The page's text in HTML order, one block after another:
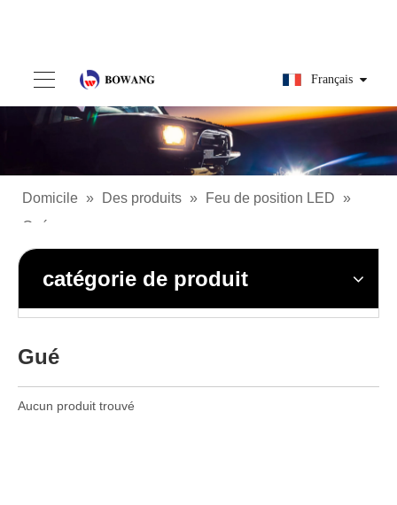
Français
Domicile » Des produits » Feu de position LED »
Gué
catégorie de produit
Gué
Aucun produit trouvé